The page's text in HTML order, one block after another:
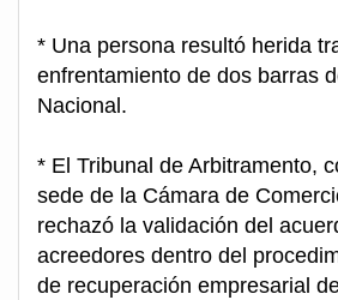
* Una persona resultó herida
enfrentamiento de dos barras
Nacional.
* El Tribunal de Arbitramento,
sede de la Cámara de
rechazó la validación del
acreedores dentro del
de recuperación empresarial